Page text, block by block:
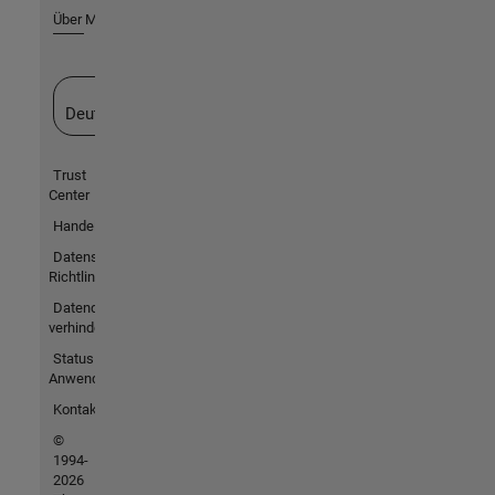
Über MathWorks
Deutschland
Trust
Center
Handelsmarken
Datenschutz-
Richtlinien
Datendiebstahl
verhindern
Status von
Anwendungen
Kontakt
©
1994-
2026